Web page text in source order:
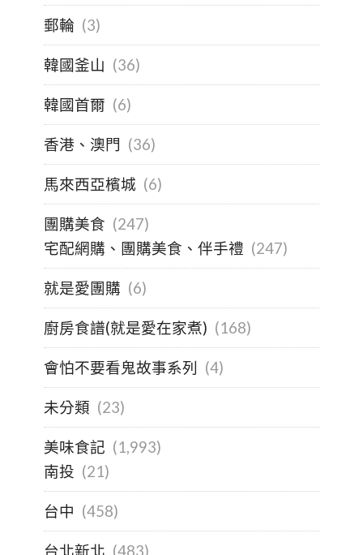
郵輪 (3)
韓國釜山 (36)
韓國首爾 (6)
香港、澳門 (36)
馬來西亞檳城 (6)
團購美食 (247)
宅配網購、團購美食、伴手禮 (247)
就是愛團購 (6)
廚房食譜(就是愛在家煮) (168)
會怕不要看鬼故事系列 (4)
未分類 (23)
美味食記 (1,993)
南投 (21)
台中 (458)
台北新北 (483)